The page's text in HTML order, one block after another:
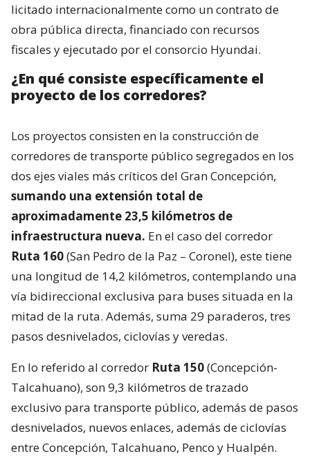
licitado internacionalmente como un contrato de
obra pública directa, financiado con recursos
fiscales y ejecutado por el consorcio Hyundai.
¿En qué consiste específicamente el
proyecto de los corredores?
Los proyectos consisten en la construcción de
corredores de transporte público segregados en los
dos ejes viales más críticos del Gran Concepción,
sumando una extensión total de
aproximadamente 23,5 kilómetros de
infraestructura nueva. En el caso del corredor
Ruta 160(San Pedro de la Paz – Coronel), este tiene
una longitud de 14,2 kilómetros, contemplando una
vía bidireccional exclusiva para buses situada en la
mitad de la ruta. Además, suma 29 paraderos, tres
pasos desnivelados, ciclovías y veredas.
En lo referido al corredor Ruta 150(Concepción-
Talcahuano), son 9,3 kilómetros de trazado
exclusivo para transporte público, además de pasos
desnivelados, nuevos enlaces, además de ciclovías
entre Concepción, Talcahuano, Penco y Hualpén.